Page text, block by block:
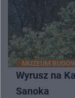
MUZEUM
Wyrusz na
Sanoka